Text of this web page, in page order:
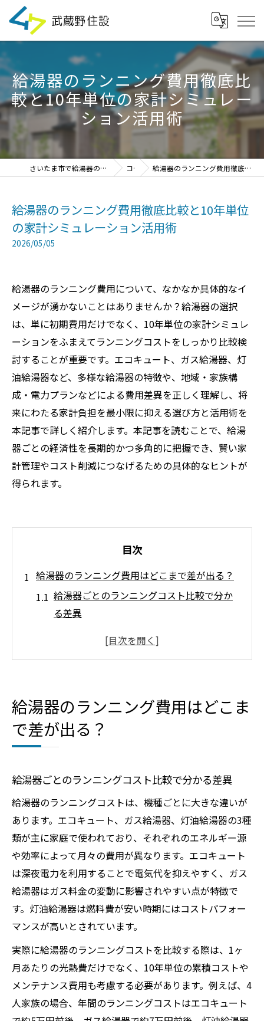
給湯器のランニング費用徹底比
較と10年単位の家計シミュレー
ション活用術
さいたま市で給湯器の見積・設置・交換なら「武蔵野住設」 コラム 給湯器のランニング費用徹底比較と10年単位の家計シミュレーション活用術
給湯器のランニング費用徹底比較と10年単位
の家計シミュレーション活用術
2026/05/05
給湯器のランニング費用について、なかなか具体的なイ
メージが湧かないことはありませんか？給湯器の選択
は、単に初期費用だけでなく、10年単位の家計シミュレ
ーションをふまえてランニングコストをしっかり比較検
討することが重要です。エコキュート、ガス給湯器、灯
油給湯器など、多様な給湯器の特徴や、地域・家族構
成・電力プランなどによる費用差異を正しく理解し、将
来にわたる家計負担を最小限に抑える選び方と活用術を
本記事で詳しく紹介します。本記事を読むことで、給湯
器ごとの経済性を長期的かつ多角的に把握でき、賢い家
計管理やコスト削減につなげるための具体的なヒントが
得られます。
目次
給湯器のランニング費用はどこまで差が出る？
給湯器ごとのランニングコスト比較で分か
る差異
給湯器のランニング費用は使用環境でどう
灯油給湯器と他の給湯器のコスト比較ポイ
ント
給湯器のランニングコスト計算で家計を見
エコキュートとガス給湯器、コスト面で勝つの
はどちらか
給湯器のランニングコスト徹底比較で見え
る本当の差
エコキュートとガス給湯器のコストシミュ
レーション実例
給湯器選びで重視すべきランニング費用の
ポイント
エコキュートのランニングコストが安い理
由とは
ガス給湯器のランニング費用が変動する要
因
光熱費を抑える給湯器選びのポイントを解説
給湯器のランニング費用はどこま
で差が出る？
給湯器ごとのランニングコスト比較で分かる差異
給湯器のランニングコストは、機種ごとに大きな違いが
あります。エコキュート、ガス給湯器、灯油給湯器の3種
類が主に家庭で使われており、それぞれのエネルギー源
や効率によって月々の費用が異なります。エコキュート
は深夜電力を利用することで電気代を抑えやすく、ガス
給湯器はガス料金の変動に影響されやすい点が特徴で
す。灯油給湯器は燃料費が安い時期にはコストパフォー
マンスが高いとされています。
実際に給湯器のランニングコストを比較する際は、1ヶ
月あたりの光熱費だけでなく、10年単位の累積コストや
メンテナンス費用も考慮する必要があります。例えば、4
人家族の場合、年間のランニングコストはエコキュート